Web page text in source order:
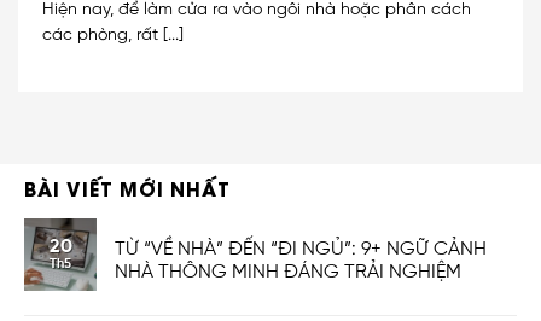
Hiện nay, để làm cửa ra vào ngôi nhà hoặc phân cách
các phòng, rất [...]
BÀI VIẾT MỚI NHẤT
20
Th5
TỪ “VỀ NHÀ” ĐẾN “ĐI NGỦ”: 9+ NGỮ CẢNH
NHÀ THÔNG MINH ĐÁNG TRẢI NGHIỆM